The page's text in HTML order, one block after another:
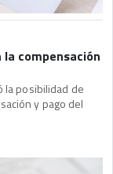
compensación
la posibilidad de
y pago del